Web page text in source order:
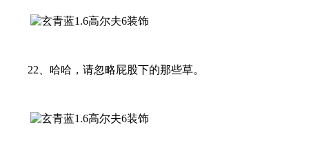
22、哈哈，请忽略屁股下的那些草。